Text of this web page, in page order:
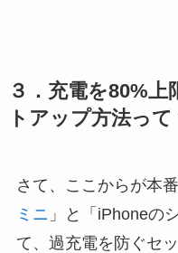
３．充電を80%
トアップ方法って
さて、ここからが本
ミニ 」と「iPhoneの
て、過充電を防ぐセ